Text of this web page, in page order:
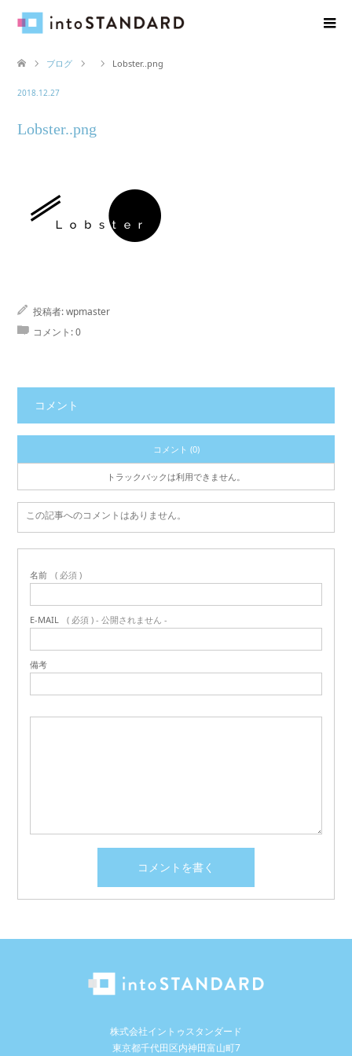
ブログ Lobster..png
2018.12.27
Lobster..png
投稿者:wpmaster
コメント:0
コメント
コメント (0)
トラックバックは利用できません。
この記事へのコメントはありません。
名前 ( 必須 )
E-MAIL ( 必須 ) - 公開されません -
備考
株式会社イントゥスタンダード
東京都千代田区内神田富山町7